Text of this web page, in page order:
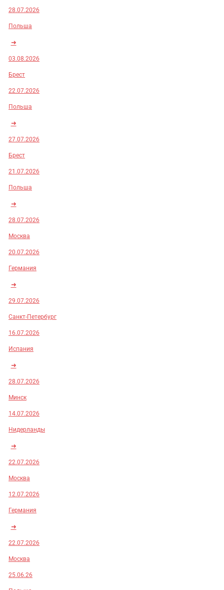
28.07.2026
Польша
➜
03.08.2026
Брест
22.07.2026
Польша
➜
27.07.2026
Брест
21.07.2026
Польша
➜
28.07.2026
Москва
20.07.2026
Германия
➜
29.07.2026
Санкт-Петербург
16.07.2026
Испания
➜
28.07.2026
Минск
14.07.2026
Нидерланды
➜
22.07.2026
Москва
12.07.2026
Германия
➜
22.07.2026
Москва
25.06.26